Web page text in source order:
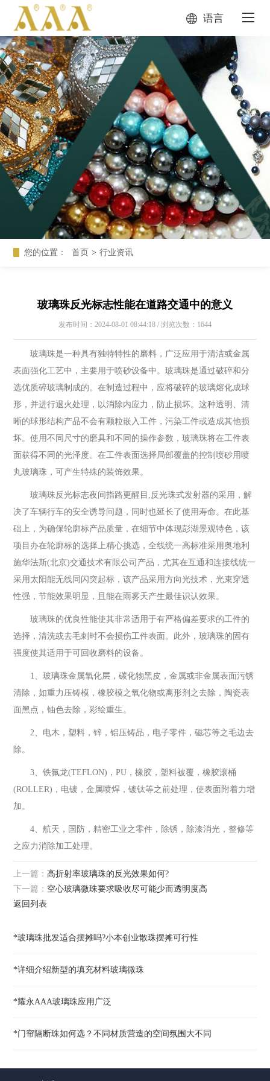
语言
您的位置： 首页 > 行业资讯
玻璃珠反光标志性能在道路交通中的意义
发布时间：2024-08-01 08:44:18 / 浏览次数：1644
玻璃珠是一种具有独特特性的磨料，广泛应用于清洁或金属
表面强化工艺中，主要用于喷砂设备中。玻璃珠是通过破碎和分
选优质碎玻璃制成的。在制造过程中，应将破碎的玻璃熔化成球
形，并进行退火处理，以消除内应力，防止损坏。这种透明、清
晰的球形结构产品不会有颗粒嵌入工件，污染工件或造成其他损
坏。使用不同尺寸的磨具和不同的操作参数，玻璃珠将在工件表
面获得不同的光泽度。在工件表面选择局部覆盖的控制喷砂用喷
丸玻璃珠，可产生特殊的装饰效果。
玻璃珠反光标志夜间指路更醒目,反光珠式发射器的采用，解
决了车辆行车的安全诱导问题，同时也延长了使用寿命。在此基
础上，为确保轮廓标产品质量，在细节中体现彭湖景观特色，该
项目办在轮廓标的选择上精心挑选，全线统一高标准采用奥地利
施华法斯(北京)交通技术有限公司产品，尤其在互通和连接线统一
采用太阳能无线同闪突起标，该产品采用方向光技术，光束穿透
性强，节能效果明显，且能在雨雾天产生最佳识认效果。
玻璃珠的优良性能使其非常适用于有严格偏差要求的工件的
选择，清洗或去毛刺时不会损伤工件表面。此外，玻璃珠的固有
强度使其适用于可回收磨料的设备。
1、玻璃珠金属氧化层，碳化物黑皮，金属或非金属表面污锈
清除，如重力压铸模，橡胶模之氧化物或离形剂之去除，陶瓷表
面黑点，铀色去除，彩绘重生。
2、电木，塑料，锌，铝压铸品，电子零件，磁芯等之毛边去
除。
3、铁氟龙(TEFLON)，PU，橡胶，塑料被覆，橡胶滚桶
(ROLLER)，电镀，金属喷焊，镀钛等之前处理，使表面附着力增
加。
4、航天，国防，精密工业之零件，除锈，除漆消光，整修等
之应力消除加工处理。
上一篇：高折射率玻璃珠的反光效果如何?
返回列表
下一篇： 空心玻璃微珠要求吸收尽可能少而透明度高
*玻璃珠批发适合摆摊吗?小本创业散珠摆摊可行性
*详细介绍新型的填充材料玻璃微珠​
*耀永AAA玻璃珠应用广泛
*门帘隔断珠如何选？不同材质营造的空间氛围大不同